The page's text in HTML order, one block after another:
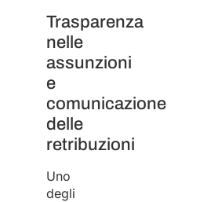
Trasparenza
nelle
assunzioni
e
comunicazione
delle
retribuzioni
Uno
degli